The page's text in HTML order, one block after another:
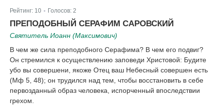
Рейтинг: 10 Голосов: 2
ПРЕПОДОБНЫЙ СЕРАФИМ САРОВСКИЙ
Святитель Иоанн (Максимович)
В чем же сила преподобного Серафима? В чем его подвиг?
Он стремился к осуществлению заповеди Христовой: Будите
убо вы совершени, якоже Отец ваш Небесный совершен есть
(Мф 5, 48); он трудился над тем, чтобы восстановить в себе
первозданный образ человека, испорченный впоследствии
грехом.